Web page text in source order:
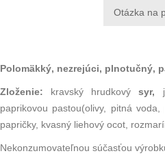
Polomäkký, nezrejúci, plnotučný,
Zloženie: kravský hrudkovýsyr,
paprikovou pastou(olivy, pitná
papričky, kvasný liehový ocot,
Nekonzumovateľnou súčasťou